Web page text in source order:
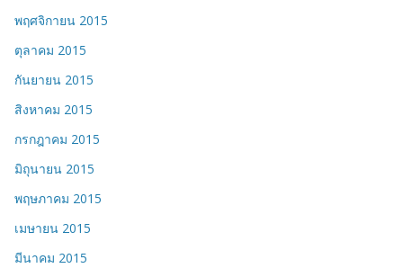
พฤศจิกายน 2015
ตุลาคม 2015
กันยายน 2015
สิงหาคม 2015
กรกฎาคม 2015
มิถุนายน 2015
พฤษภาคม 2015
เมษายน 2015
มีนาคม 2015